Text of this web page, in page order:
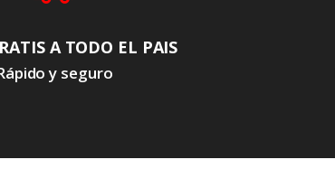
A TODO EL PAIS
y seguro